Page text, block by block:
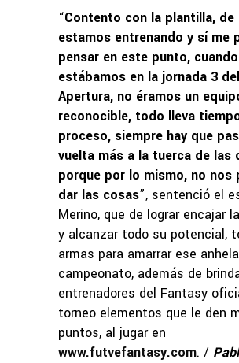
“Contento con la plantilla, de
estamos entrenando y sí me
pensar en este punto, cuando
estábamos en la jornada 3 del
Apertura, no éramos un
reconocible, todo lleva
proceso, siempre hay que
vuelta más a la tuerca de las
porque por lo mismo, no nos
dar las cosas”, sentenció el
Merino, que de lograr encajar
y alcanzar todo su potencial,
armas para amarrar ese
campeonato, además de
entrenadores del Fantasy
torneo elementos que le den
puntos, al jugar en
www.futvefantasy.com. /